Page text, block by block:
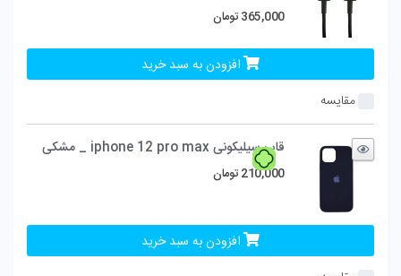
365,000 تومان
افزودن به سبد خرید
مقایسه
قاب سیلیکونی iphone 12 pro max _ مشکی
210,000 تومان
افزودن به سبد خرید